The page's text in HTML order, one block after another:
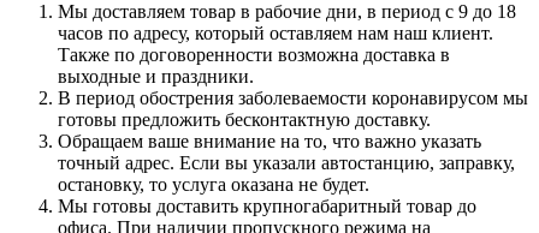
Мы доставляем товар в рабочие дни, в период с 9 до 18
часов по адресу, который оставляем нам наш клиент.
Также по договоренности возможна доставка в
выходные и праздники.
В период обострения заболеваемости коронавирусом мы
готовы предложить бесконтактную доставку.
Обращаем ваше внимание на то, что важно указать
точный адрес. Если вы указали автостанцию, заправку,
остановку, то услуга оказана не будет.
Мы готовы доставить крупногабаритный товар до
офиса. При наличии пропускного режима на